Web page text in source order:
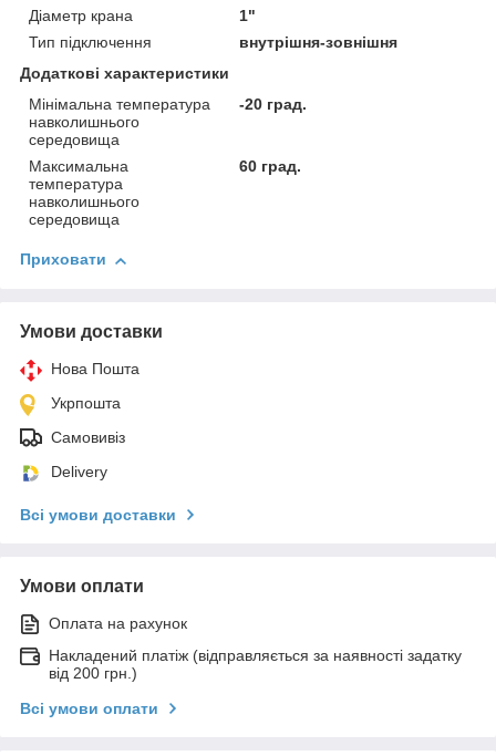
Діаметр крана
1"
Тип підключення
внутрішня-зовнішня
Додаткові характеристики
Мінімальна температура
навколишнього
середовища
-20 град.
Максимальна
температура
навколишнього
середовища
60 град.
Приховати
Умови доставки
Нова Пошта
Укрпошта
Самовивіз
Delivery
Всі умови доставки
Умови оплати
Оплата на рахунок
Накладений платіж (відправляється за наявності задатку
від 200 грн.)
Всі умови оплати